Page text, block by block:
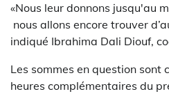
«Nous leur donnons jusqu'au
nous allons encore trouver
indiqué Ibrahima Dali Diouf,
Les sommes en question sont
heures complémentaires du